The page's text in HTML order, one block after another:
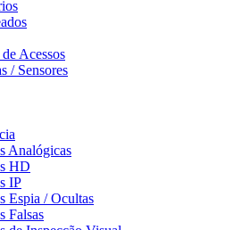
Acessos
/ Sensores
Analógicas
HD
IP
Espia / Ocultas
Falsas